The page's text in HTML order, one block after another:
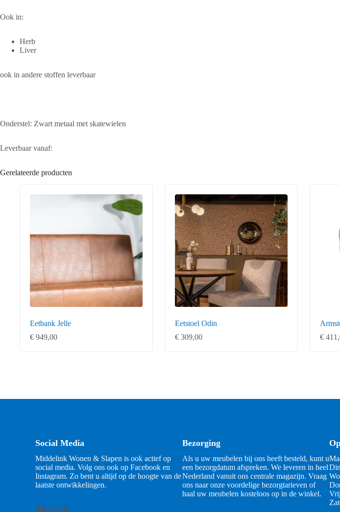
Ook in:
Herb
Liver
ook in andere stoffen leverbaar
Onderstel: Zwart metaal met skatewielen
Leverbaar vanaf:
Gerelateerde producten
Eetbank Jelle
€ 949,00
Eetstoel Odin
€ 309,00
€
Social Media
Middelink Wonen & Slapen is ook actief op
social media. Volg ons ook op Facebook en
Instagram. Zo bent u altijd op de hoogte van de
laatste ontwikkelingen.
Bezorging
Als u uw meubelen bij ons heeft besteld, kunt u
een bezorgdatum afspreken. We leveren in heel
Nederland vanuit ons centrale magazijn. Vraag
ons naar onze voordelige bezorgtarieven of
haal uw meubelen kosteloos op in de winkel.